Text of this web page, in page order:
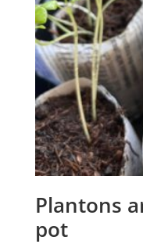
Plantons
pot